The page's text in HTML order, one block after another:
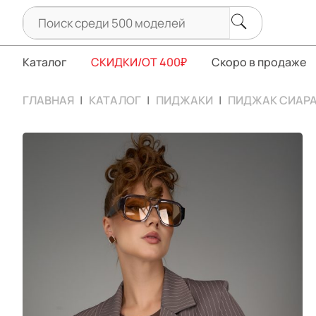
Каталог СКИДКИ/ОТ 400₽ Скоро в продаже
ГЛАВНАЯ КАТАЛОГ ПИДЖАКИ ПИДЖАК